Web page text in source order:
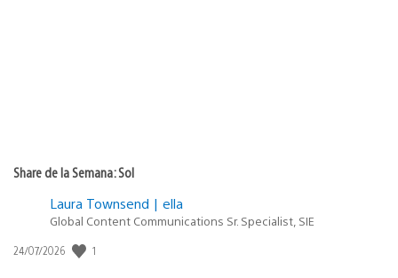
Share de la Semana: Sol
Laura Townsend | ella
Global Content Communications Sr. Specialist, SIE
Fecha
24/07/2026 1